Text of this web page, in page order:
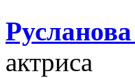
актриса